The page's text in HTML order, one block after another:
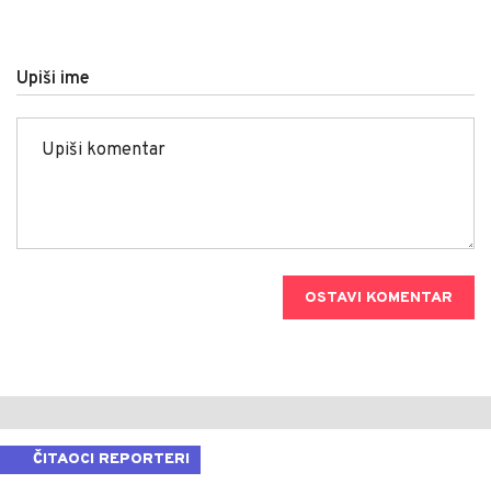
Upiši ime
OSTAVI KOMENTAR
ČITAOCI REPORTERI